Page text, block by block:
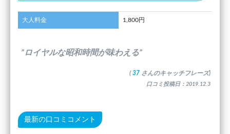
大人料金 1,800円
”ロイヤルな昭和時間が味わえる”
( 37 さんのキャッチフレーズ)
口コミ投稿日：2019.12.3
最新の口コミコメント